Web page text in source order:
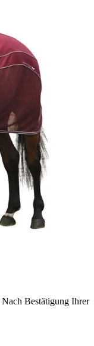
Nach Bestätigung Ihrer